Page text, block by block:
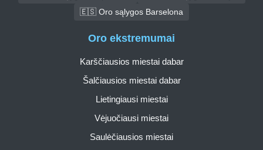
🇪🇸 Oro sąlygos Barselona
Oro ekstremumai
Karščiausios miestai dabar
Šalčiausios miestai dabar
Lietingiausi miestai
Vėjuočiausi miestai
Saulėčiausios miestai